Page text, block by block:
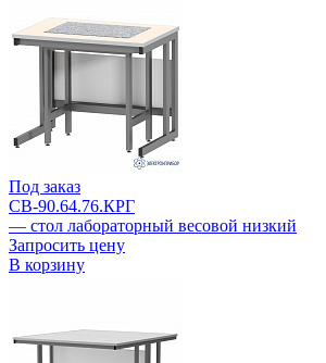
Под заказ
СВ-90.64.76.КРГ
— стол лабораторный весовой низкий
Запросить цену
В корзину